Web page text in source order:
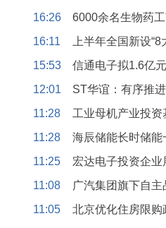
16:26
6000余名生物药
16:11
上半年全国新设
15:53
信通电子拟1.6亿
12:01
ST华谊：有序推
11:28
工业母机产业投资
11:28
海辰储能长时储能
11:25
宏达电子投资企
11:08
广汽集团旗下自
11:05
北京优化住房限购